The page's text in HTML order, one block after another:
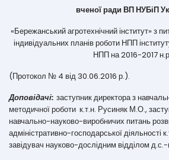
вченої ради ВП НУБіП
«Бережанський агротехнічний інститут» з
індивідуальних планів роботи НПП
НПП на 2016-2017
(Протокол № 4 від 30.06.2016 р.).
Доповідачі: заступник директора з
методичної роботи к.т.н. Русиняк М.О.,
навчально-науково-виробничих питань
адміністративно-господарської діяльності
завідувач науково-дослідним відділом